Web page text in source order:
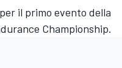
il primo evento della
Championship.